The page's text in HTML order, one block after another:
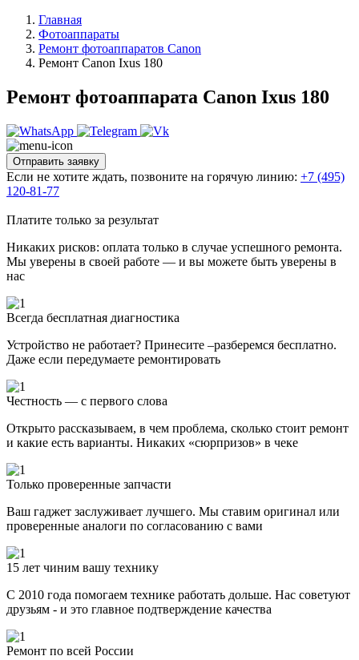
Главная
Фотоаппараты
Ремонт фотоаппаратов Canon
Ремонт Canon Ixus 180
Ремонт фотоаппарата Canon Ixus 180
Отправить заявку
Если не хотите ждать, позвоните на горячую линию: +7 (495)
120-81-77
Платите только за результат
Никаких рисков: оплата только в случае успешного ремонта.
Мы уверены в своей работе — и вы можете быть уверены в
нас
Всегда бесплатная диагностика
Устройство не работает? Принесите –разберемся бесплатно.
Даже если передумаете ремонтировать
Честность — с первого слова
Открыто рассказываем, в чем проблема, сколько стоит ремонт
и какие есть варианты. Никаких «сюрпризов» в чеке
Только проверенные запчасти
Ваш гаджет заслуживает лучшего. Мы ставим оригинал или
проверенные аналоги по согласованию с вами
15 лет чиним вашу технику
С 2010 года помогаем технике работать дольше. Нас советуют
друзьям - и это главное подтверждение качества
Ремонт по всей России